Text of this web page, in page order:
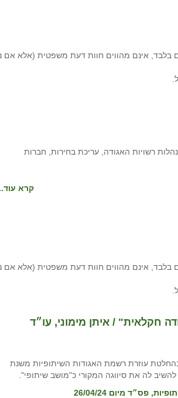
אינם מהווים חוות דעת משפטית (אלא אם
רשויות האגודה, עריכת בחירות, חברות
קרא
אינם מהווים חוות דעת משפטית (אלא אם
חקלאית" / איתן מימוני, עו״ד
עוזרת רשמת האגודות השיתופיות משנת